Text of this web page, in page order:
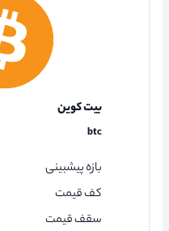
بیت کوین
btc
بازه پیشبینی
کف قیمت
سقف قیمت